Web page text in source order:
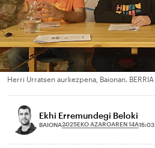
Herri Urratsen aurkezpena, Baionan. BERRIA
Ekhi Erremundegi Beloki
BAIONA2025EKO AZAROAREN 14A15:03